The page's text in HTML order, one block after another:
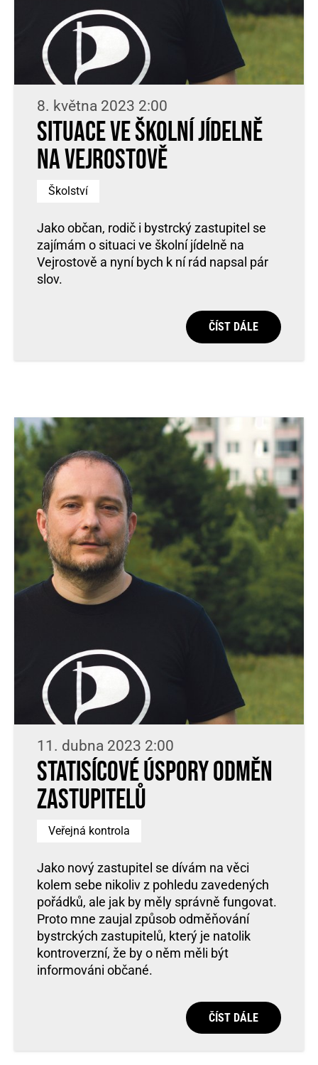
8. května 2023 2:00
Situace ve školní jídelně
na Vejrostově
Školství
Jako občan, rodič i bystrcký zastupitel se
zajímám o situaci ve školní jídelně na
Vejrostově a nyní bych k ní rád napsal pár
slov.
ČÍST DÁLE
11. dubna 2023 2:00
Statisícové úspory odměn
zastupitelů
Veřejná kontrola
Jako nový zastupitel se dívám na věci
kolem sebe nikoliv z pohledu zavedených
pořádků, ale jak by měly správně fungovat.
Proto mne zaujal způsob odměňování
bystrckých zastupitelů, který je natolik
kontroverzní, že by o něm měli být
informováni občané.
ČÍST DÁLE